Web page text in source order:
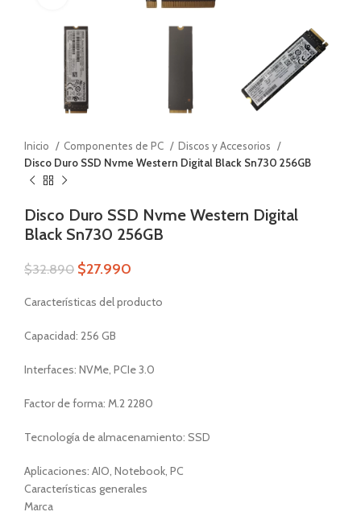
Inicio Componentes de PC
Discos y Accesorios
Disco Duro SSD Nvme Western Digital Black Sn730 256GB
Disco Duro SSD Nvme Western Digital
Black Sn730 256GB
$32.890 $27.990
Características del producto
Capacidad: 256 GB
Interfaces: NVMe, PCIe 3.0
Factor de forma: M.2 2280
Tecnología de almacenamiento: SSD
Aplicaciones: AIO, Notebook, PC
Características generales
Marca